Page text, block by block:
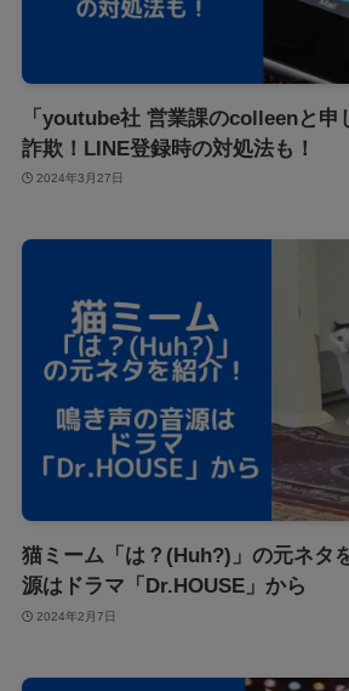
「youtube社 営業課のcolleenと申
詐欺！LINE登録時の対処法も！
2024年3月27日
猫ミーム「は？(Huh?)」の元ネタ
源はドラマ「Dr.HOUSE」から
2024年2月7日